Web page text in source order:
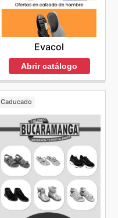
Evacol
Abrir catálogo
Caducado